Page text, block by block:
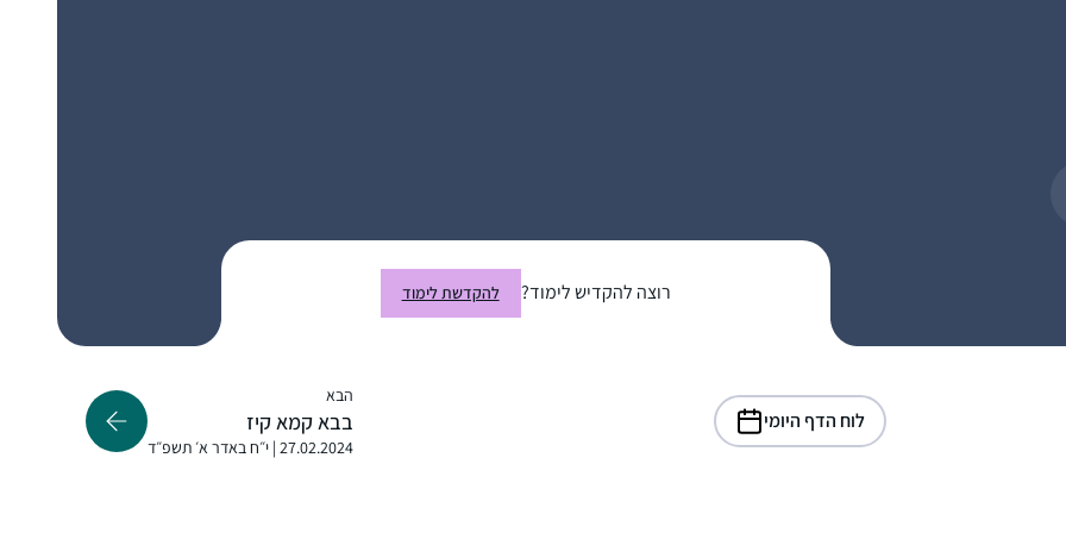
רוצה להקדיש לימוד? להקדשת לימוד
לוח הדף היומי
הבא
בבא קמא קיז
27.02.2024 | י״ח באדר א׳ תשפ״ד
ומספק חומר למחשבה על נושאים הלכתיים
”קטנים” ועד לערכים גדולים ביהדות. חשוב לי
להכיר את הגמרא לעומק. והצעד הקטן היום הוא
ללמוד אותה בבקיאות, בעזרת השם, ומי יודע
בגמרא מתחברים לחגים, לתפילה, ליחסים שבין
אדם לחברו ולמקום ולשאר הדברים שמלווים
באורח חיים דתי 🙂